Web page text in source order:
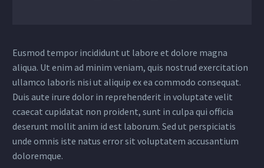
Eusmod tempor incididunt ut labore et dolore magna
aliqua. Ut enim ad minim veniam, quis nostrud exercitation
ullamco laboris nisi ut aliquip ex ea commodo consequat.
Duis aute irure dolor in reprehenderit in voluptate velit
ccaecat cupidatat non proident, sunt in culpa qui officia
deserunt mollit anim id est laborum. Sed ut perspiciatis
unde omnis iste natus error sit voluptatem accusantium
doloremque.